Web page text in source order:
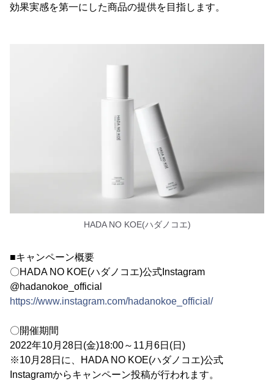
効果実感を第一にした商品の提供を目指します。
HADA NO KOE(ハダノコエ)
■キャンペーン概要
〇HADA NO KOE(ハダノコエ)公式Instagram
@hadanokoe_official
https://www.instagram.com/hadanokoe_official/
〇開催期間
2022年10月28日(金)18:00～11月6日(日)
※10月28日に、HADA NO KOE(ハダノコエ)公式
Instagramからキャンペーン投稿が行われます。